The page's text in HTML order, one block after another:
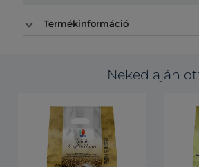
Termékinformáció
Neked